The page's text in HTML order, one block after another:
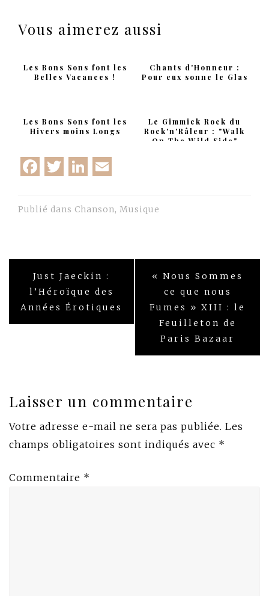
Vous aimerez aussi
Les Bons Sons font les
Belles Vacances !
Chants d'Honneur :
Pour eux sonne le Glas
Les Bons Sons font les
Hivers moins Longs
Le Gimmick Rock du
Rock'n'Râleur : "Walk
On The Wild Side"
Facebook
Twitter
LinkedIn
Publié dans Chanson, Musique
Navigation
l’article
Just Jaeckin :
l’Héroïque des
Années Érotiques
« Nous Sommes
ce que nous
Fumes » XIII : le
Feuilleton de
Paris Bazaar
Laisser un commentaire
Votre adresse e-mail ne sera pas publiée. Les
champs obligatoires sont indiqués avec *
Commentaire *